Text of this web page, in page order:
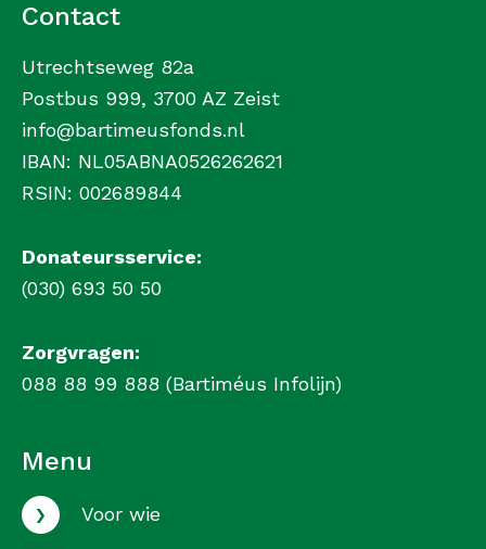
Contact
Utrechtseweg 82a
Postbus 999, 3700 AZ Zeist
info@bartimeusfonds.nl
IBAN: NL05ABNA0526262621
RSIN: 002689844
Donateursservice:
(030) 693 50 50
Zorgvragen:
088 88 99 888 (Bartiméus Infolijn)
Menu
› Voor wie